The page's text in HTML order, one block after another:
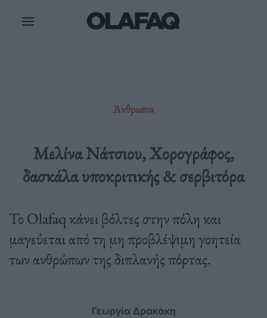
Άνθρωποι
Μελίνα Νάτσιου, Xορογράφος,
δασκάλα υποκριτικής & σερβιτόρα
Το Olafaq κάνει βόλτες στην πόλη και
μαγεύεται από τη μη προβλέψιμη γοητεία
των ανθρώπων της διπλανής πόρτας.
Γεωργία Δρακάκη